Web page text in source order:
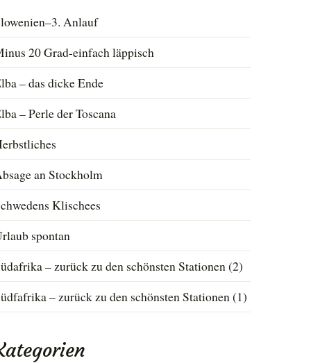
Anlauf
20 Grad-einfach läppisch
– das dicke Ende
– Perle der Toscana
an Stockholm
Klischees
spontan
– zurück zu den schönsten Stationen (2)
– zurück zu den schönsten Stationen (1)